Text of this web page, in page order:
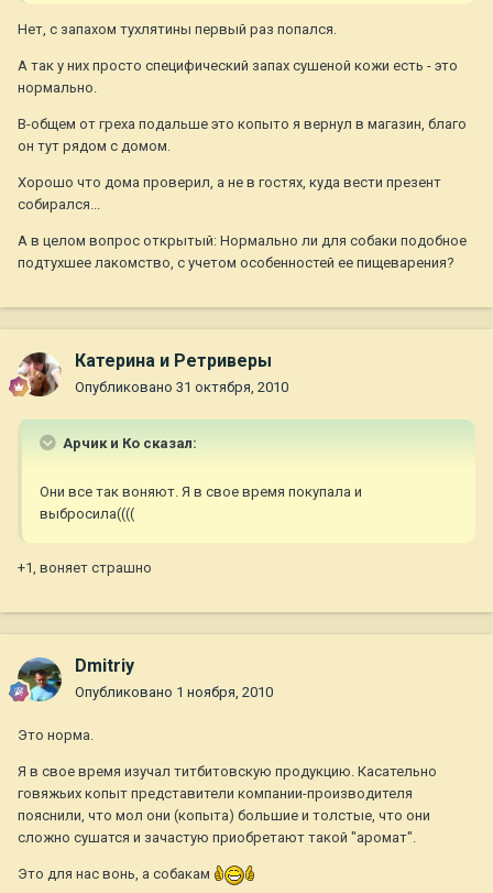
Нет, с запахом тухлятины первый раз попался.
А так у них просто специфический запах сушеной кожи есть - это
нормально.
В-общем от греха подальше это копыто я вернул в магазин, благо
он тут рядом с домом.
Хорошо что дома проверил, а не в гостях, куда вести презент
собирался...
А в целом вопрос открытый: Нормально ли для собаки подобное
подтухшее лакомство, с учетом особенностей ее пищеварения?
Катерина и Ретриверы
Опубликовано 31 октября, 2010
Арчик и Ко сказал:
Они все так воняют. Я в свое время покупала и
выбросила((((
+1, воняет страшно
Dmitriy
Опубликовано 1 ноября, 2010
Это норма.
Я в свое время изучал титбитовскую продукцию. Касательно
говяжьих копыт представители компании-производителя
пояснили, что мол они (копыта) большие и толстые, что они
сложно сушатся и зачастую приобретают такой "аромат".
Это для нас вонь, а собакам